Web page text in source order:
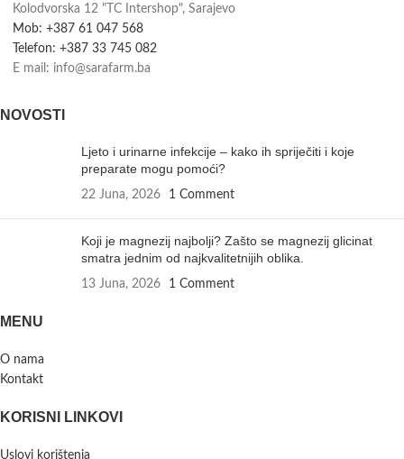
Kolodvorska 12 "TC Intershop", Sarajevo
Mob: +387 61 047 568
Telefon: +387 33 745 082
E mail: info@sarafarm.ba
NOVOSTI
Ljeto i urinarne infekcije – kako ih spriječiti i koje
preparate mogu pomoći?
22 Juna, 2026 1 Comment
Koji je magnezij najbolji? Zašto se magnezij glicinat
smatra jednim od najkvalitetnijih oblika.
13 Juna, 2026 1 Comment
MENU
O nama
Kontakt
KORISNI LINKOVI
Uslovi korištenja